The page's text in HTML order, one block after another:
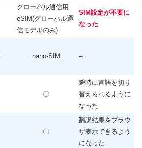
グローバル通信用
eSIM(グローバル通
信モデルのみ)
SIM設定が不要に
なった
nano-SIM –
〇
瞬時に言語を切り
替えられるように
なった
〇
翻訳結果をブラウ
ザ表示できるよう
になった